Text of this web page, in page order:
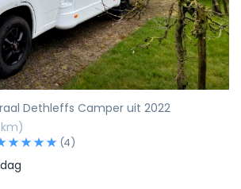
Dethleffs Camper uit 2022
(4)